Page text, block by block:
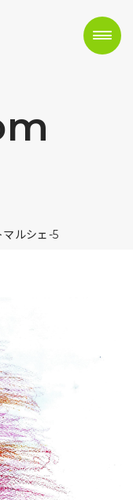
マルシェ-5